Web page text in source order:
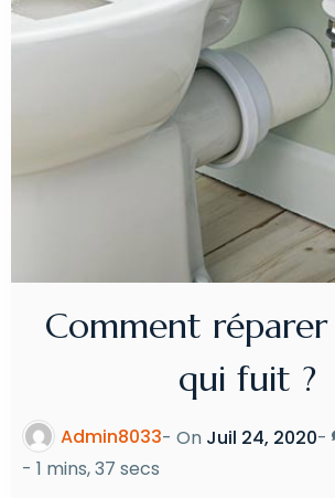
Comment
qui fuit ?
Admin8033- On Juil 24, 2020-
- 1 mins, 37 secs